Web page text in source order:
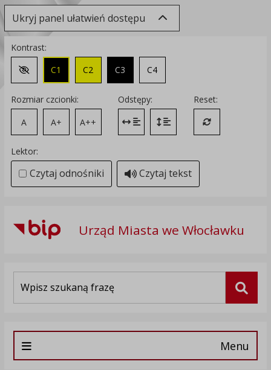
Ukryj panel ułatwień dostępu
Kontrast:
Zmień kontrast na domyślny
C1 C2 C3 C4
Rozmiar czcionki:
A
A+ A++
Odstępy:
Zmień odstęp między literami
Zmień interlinię i margines
Reset:
Przywróć
Lektor:
Czytaj odnośniki Czytaj tekst
Urząd Miasta we Włocławku
Menu